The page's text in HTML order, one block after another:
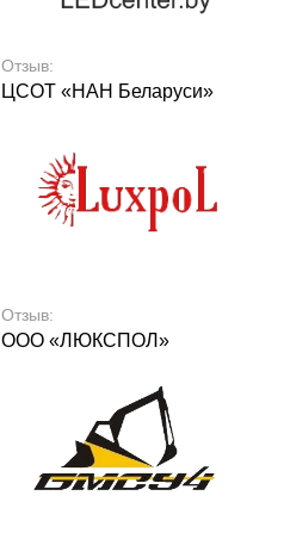
Отзыв:
ЦСОТ «НАН Беларуси»
Отзыв:
ООО «ЛЮКСПОЛ»